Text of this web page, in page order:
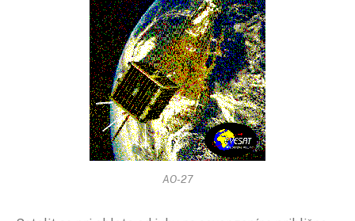
AO-27